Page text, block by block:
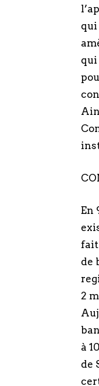
qui
qui
En
fait
de
2
à
de